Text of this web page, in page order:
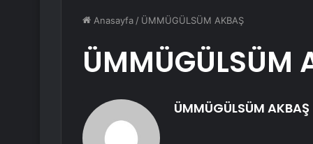
Anasayfa / ÜMMÜGÜLSÜM AKBAŞ
ÜMMÜGÜLSÜM
ÜMMÜGÜLSÜM AKBAŞ